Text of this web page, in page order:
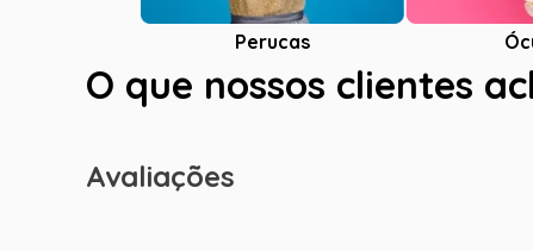
Perucas
O que nossos clientes
Avaliações